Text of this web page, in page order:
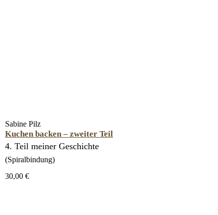
Sabine Pilz
Kuchen backen – zweiter Teil
4. Teil meiner Geschichte
(Spiralbindung)
30,00 €